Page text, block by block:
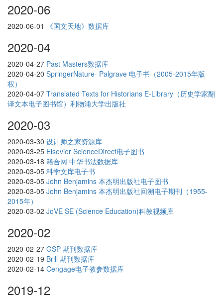
2020-06
2020-06-01 《国文天地》数据库
2020-04
2020-04-27 Past Masters数据库
2020-04-20 SpringerNature- Palgrave 电子书（2005-2015年版
权）
2020-04-07 Translated Texts for Historians E-Library（历史学家翻
译文本电子图书馆）利物浦大学出版社
2020-03
2020-03-30 设计师之家资源库
2020-03-25 Elsevier ScienceDirect电子图书
2020-03-18 籍合网 中华书法数据库
2020-03-05 科学文库电子书
2020-03-05 John Benjamins 本杰明出版社电子图书
2020-03-05 John Benjamins 本杰明出版社回溯电子期刊（1955-
2015年）
2020-03-02 JoVE SE (Science Education)科教视频库
2020-02
2020-02-27 GSP 期刊数据库
2020-02-19 Brill 期刊数据库
2020-02-14 Cengage电子教参数据库
2019-12